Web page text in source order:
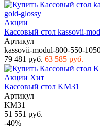
Акции
Кассовый стол kassovii-
Артикул
kassovii-modul-800-550-
79 481 руб. 63 585 руб.
Акции Хит
Кассовый стол KM31
Артикул
KM31
51 551 руб.
-40%